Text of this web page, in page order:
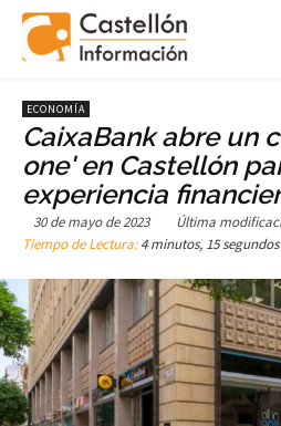
ECONOMÍA
CaixaBank abre un
one' en Castellón
experiencia
30 de mayo de 2023 Última
Tiempo de Lectura:4 minutos, 15 segundos